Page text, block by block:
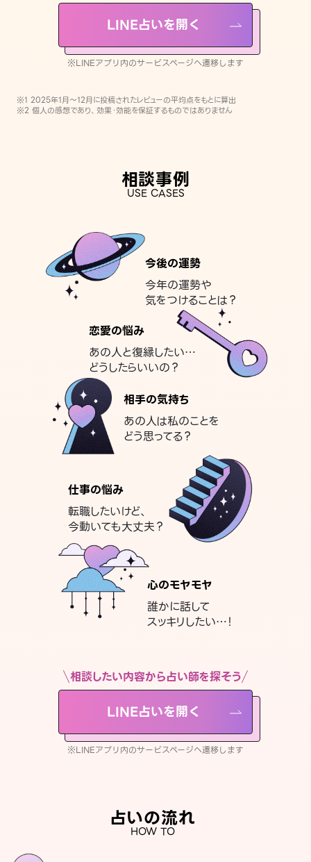
LINE占いを開く
※LINEアプリ内のサービスページへ遷移します
※1 2025年1月〜12月に投稿されたレビューの平均点をもとに算出
※2 個人の感想であり、効果・効能を保証するものではありません
相談事例
USE CASES
今後の運勢
今年の運勢や
気をつけることは？
恋愛の悩み
あの人と復縁したい…
どうしたらいいの？
相手の気持ち
あの人は私のことを
どう思ってる？
仕事の悩み
転職したいけど、
今動いても大丈夫？
心のモヤモヤ
誰かに話して
スッキリしたい…！
相談したい内容から占い師を探そう
LINE占いを開く
※LINEアプリ内のサービスページへ遷移します
占いの流れ
HOW TO